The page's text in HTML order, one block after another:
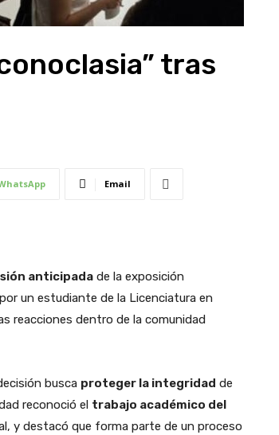
tras
Email
anticipada de la exposición
por un estudiante de la Licenciatura en
reacciones dentro de la comunidad
busca proteger la integridad de
reconoció el trabajo académico del
y destacó que forma parte de un proceso